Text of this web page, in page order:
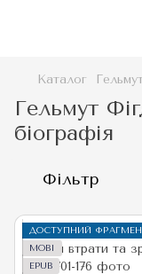
Каталог
Гельмут
біографія
Фільтр
ДОСТУПНИЙ
MOBI
EPUB